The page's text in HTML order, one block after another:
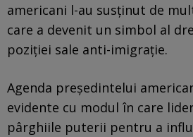
americani l-au susținut de
care a devenit un simbol al
poziției sale anti-imigrație.
Agenda președintelui
evidente cu modul în care
pârghiile puterii pentru a